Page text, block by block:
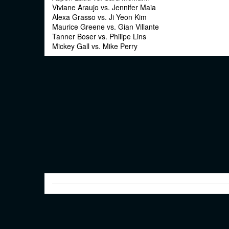
Viviane Araujo vs. Jennifer Maia
Alexa Grasso vs. Ji Yeon Kim
Maurice Greene vs. Gian Villante
Tanner Boser vs. Philipe Lins
Mickey Gall vs. Mike Perry